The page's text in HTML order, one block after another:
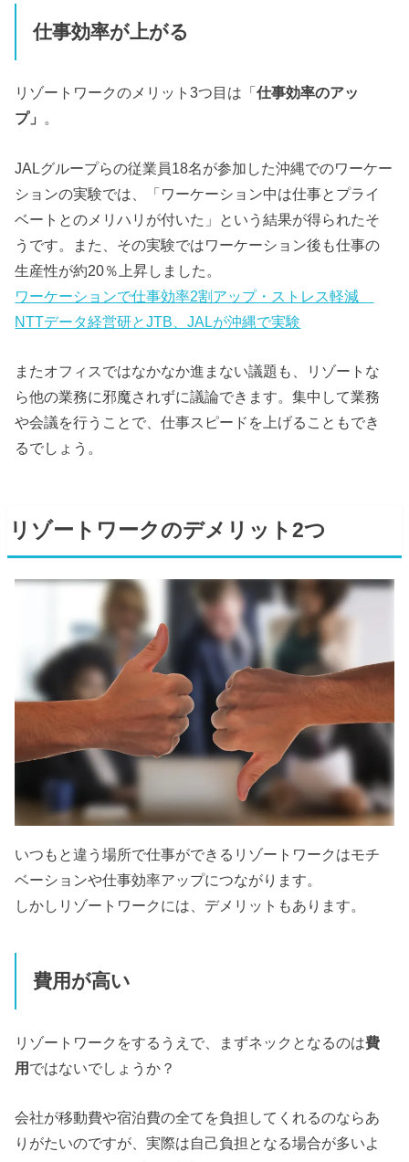
仕事効率が上がる
リゾートワークのメリット3つ目は「仕事効率のアッ
プ」 。
JALグループらの従業員18名が参加した沖縄でのワーケー
ションの実験では、「ワーケーション中は仕事とプライ
ベートとのメリハリが付いた」という結果が得られたそ
うです。また、その実験ではワーケーション後も仕事の
生産性が約20％上昇しました。
ワーケーションで仕事効率2割アップ・ストレス軽減
NTTデータ経営研とJTB、JALが沖縄で実験
またオフィスではなかなか進まない議題も、リゾートな
ら他の業務に邪魔されずに議論できます。集中して業務
や会議を行うことで、仕事スピードを上げることもでき
るでしょう。
リゾートワークのデメリット2つ
いつもと違う場所で仕事ができるリゾートワークはモチ
ベーションや仕事効率アップにつながります。
しかしリゾートワークには、デメリットもあります。
費用が高い
リゾートワークをするうえで、まずネックとなるのは費
用 ではないでしょうか？
会社が移動費や宿泊費の全てを負担してくれるのならあ
りがたいのですが、実際は自己負担となる場合が多いよ